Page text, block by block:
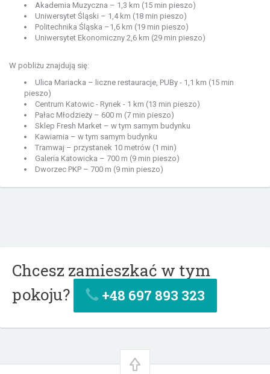
Akademia Muzyczna – 1,3 km (15 min pieszo)
Uniwersytet Śląski – 1,4 km (18 min pieszo)
Politechnika Śląska –1,6 km (19 min pieszo)
Uniwersytet Ekonomiczny 2,6 km (29 min pieszo)
W pobliżu znajdują się:
Ulica Mariacka – liczne restauracje, PUBy - 1,1 km (15 min
pieszo)
Centrum Katowic - Rynek - 1 km (13 min pieszo)
Pałac Młodzieży – 600 m (7 min pieszo)
Sklep Fresh Market – w tym samym budynku
Kawiarnia – w tym samym budynku
Tramwaj – przystanek 10 metrów (1 min)
Galeria Katowicka – 700 m (9 min pieszo)
Dworzec PKP – 700 m (9 min pieszo)
Chcesz zamieszkać w tym
pokoju?
+48 697 893 323